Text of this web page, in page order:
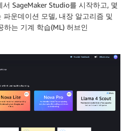
서 SageMaker Studio를 시작하고, 몇
운데이션 모델, 내장 알고리즘 및
는 기계 학습(ML) 허브인